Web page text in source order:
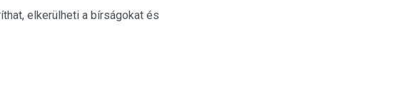
elkerülheti a bírságokat és